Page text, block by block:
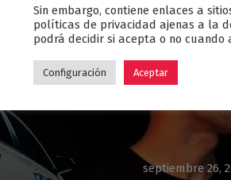
septiembre 26,
Sin embargo, contiene enlaces a
políticas de privacidad ajenas a la
podrá decidir si acepta o no cuando
Configuración Aceptar